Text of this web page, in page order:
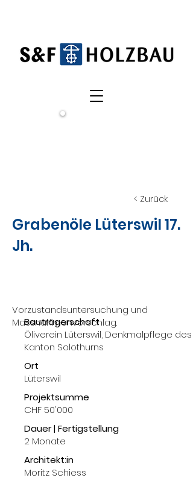
Grabenöle Lüterswil 17.
Jh.
< Zurück
Vorzustandsuntersuchung und
Massnahmenvorschlag.
Bauträgerschaft
Öliverein Lüterswil, Denkmalpflege des
Kanton Solothurns
Ort
Lüterswil
Projektsumme
CHF 50'000
Dauer | Fertigstellung
2 Monate
Architekt:in
Moritz Schiess